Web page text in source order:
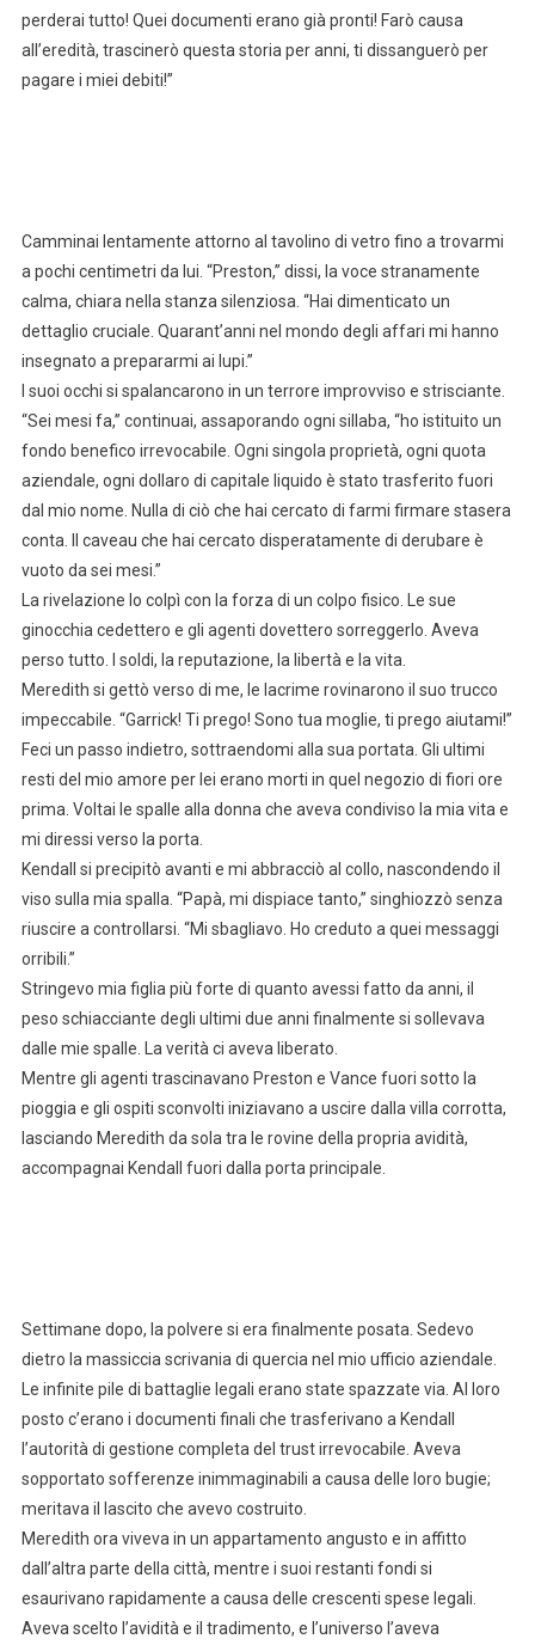
perderai tutto! Quei documenti erano già pronti! Farò causa
all’eredità, trascinerò questa storia per anni, ti dissanguerò per
pagare i miei debiti!”
Camminai lentamente attorno al tavolino di vetro fino a trovarmi
a pochi centimetri da lui. “Preston,” dissi, la voce stranamente
calma, chiara nella stanza silenziosa. “Hai dimenticato un
dettaglio cruciale. Quarant’anni nel mondo degli affari mi hanno
insegnato a prepararmi ai lupi.”
I suoi occhi si spalancarono in un terrore improvviso e strisciante.
“Sei mesi fa,” continuai, assaporando ogni sillaba, “ho istituito un
fondo benefico irrevocabile. Ogni singola proprietà, ogni quota
aziendale, ogni dollaro di capitale liquido è stato trasferito fuori
dal mio nome. Nulla di ciò che hai cercato di farmi firmare stasera
conta. Il caveau che hai cercato disperatamente di derubare è
vuoto da sei mesi.”
La rivelazione lo colpì con la forza di un colpo fisico. Le sue
ginocchia cedettero e gli agenti dovettero sorreggerlo. Aveva
perso tutto. I soldi, la reputazione, la libertà e la vita.
Meredith si gettò verso di me, le lacrime rovinarono il suo trucco
impeccabile. “Garrick! Ti prego! Sono tua moglie, ti prego aiutami!”
Feci un passo indietro, sottraendomi alla sua portata. Gli ultimi
resti del mio amore per lei erano morti in quel negozio di fiori ore
prima. Voltai le spalle alla donna che aveva condiviso la mia vita e
mi diressi verso la porta.
Kendall si precipitò avanti e mi abbracciò al collo, nascondendo il
viso sulla mia spalla. “Papà, mi dispiace tanto,” singhiozzò senza
riuscire a controllarsi. “Mi sbagliavo. Ho creduto a quei messaggi
orribili.”
Stringevo mia figlia più forte di quanto avessi fatto da anni, il
peso schiacciante degli ultimi due anni finalmente si sollevava
dalle mie spalle. La verità ci aveva liberato.
Mentre gli agenti trascinavano Preston e Vance fuori sotto la
pioggia e gli ospiti sconvolti iniziavano a uscire dalla villa corrotta,
lasciando Meredith da sola tra le rovine della propria avidità,
accompagnai Kendall fuori dalla porta principale.
Settimane dopo, la polvere si era finalmente posata. Sedevo
dietro la massiccia scrivania di quercia nel mio ufficio aziendale.
Le infinite pile di battaglie legali erano state spazzate via. Al loro
posto c’erano i documenti finali che trasferivano a Kendall
l’autorità di gestione completa del trust irrevocabile. Aveva
sopportato sofferenze inimmaginabili a causa delle loro bugie;
meritava il lascito che avevo costruito.
Meredith ora viveva in un appartamento angusto e in affitto
dall’altra parte della città, mentre i suoi restanti fondi si
esaurivano rapidamente a causa delle crescenti spese legali.
Aveva scelto l’avidità e il tradimento, e l’universo l’aveva